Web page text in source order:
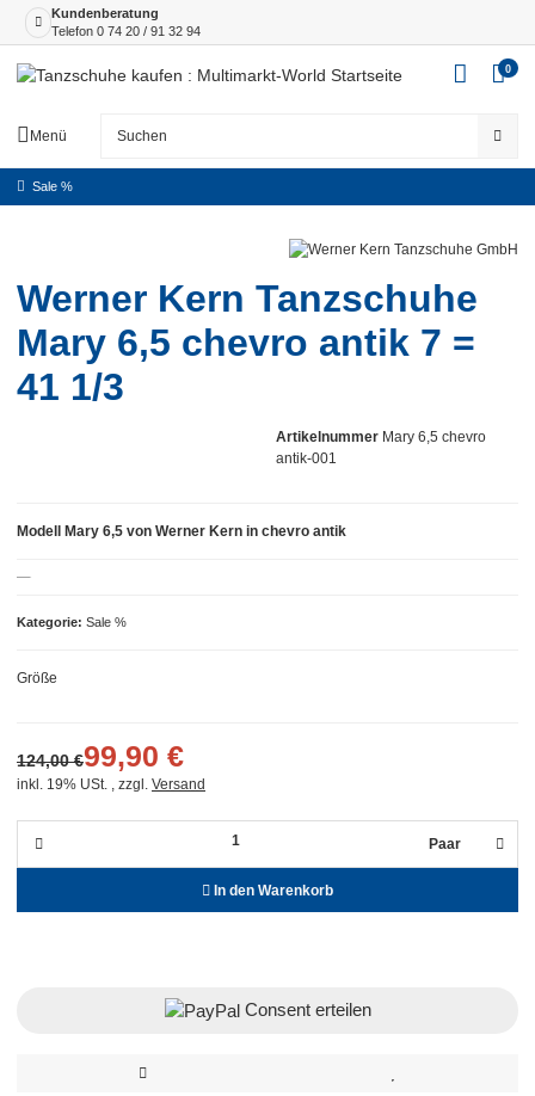
Kundenberatung
Telefon 0 74 20 / 91 32 94
Menü
0
Sale %
Werner Kern Tanzschuhe
Mary 6,5 chevro antik 7 =
41 1/3
Artikelnummer Mary 6,5 chevro
antik-001
Kategorie Sale %
Modell Mary 6,5 von Werner Kern in chevro antik
Größe
99,90 €
124,00 €
inkl. 19% USt. , zzgl. Versand
Paar
In den Warenkorb
Consent erteilen